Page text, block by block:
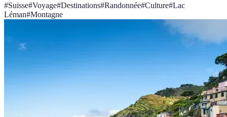
#Suisse#Voyage#Destinations#Randonnée#Culture#Lac
Léman#Montagne